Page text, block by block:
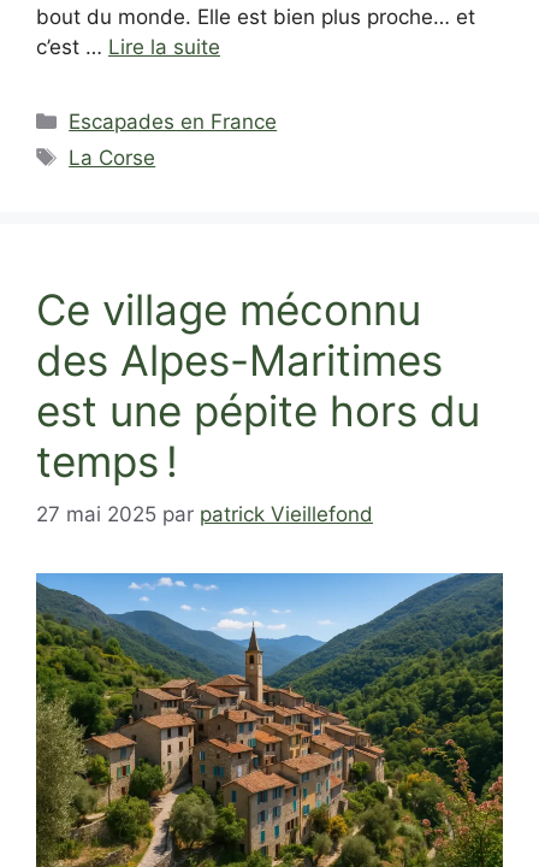
bout du monde. Elle est bien plus proche… et
c’est … Lire la suite
Catégories
Escapades en France
Étiquettes
La Corse
Ce village méconnu
des Alpes-Maritimes
est une pépite hors du
temps !
27 mai 2025 par patrick Vieillefond